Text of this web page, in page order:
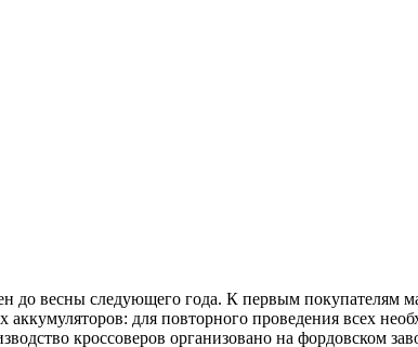
до весны следующего года. К первым покупателям
для повторного проведения всех
кроссоверов организовано на фордовском